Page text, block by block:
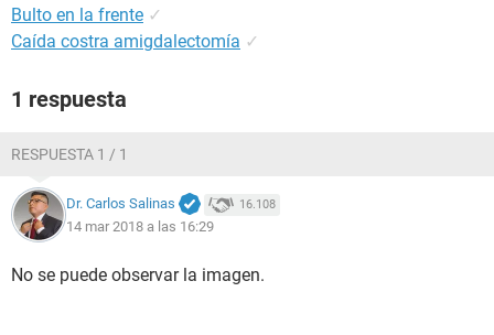
Bulto en la frente ✓
Caída costra amigdalectomía ✓
1 respuesta
RESPUESTA 1 / 1
Dr. Carlos Salinas 16.108
14 mar 2018 a las 16:29
No se puede observar la imagen.